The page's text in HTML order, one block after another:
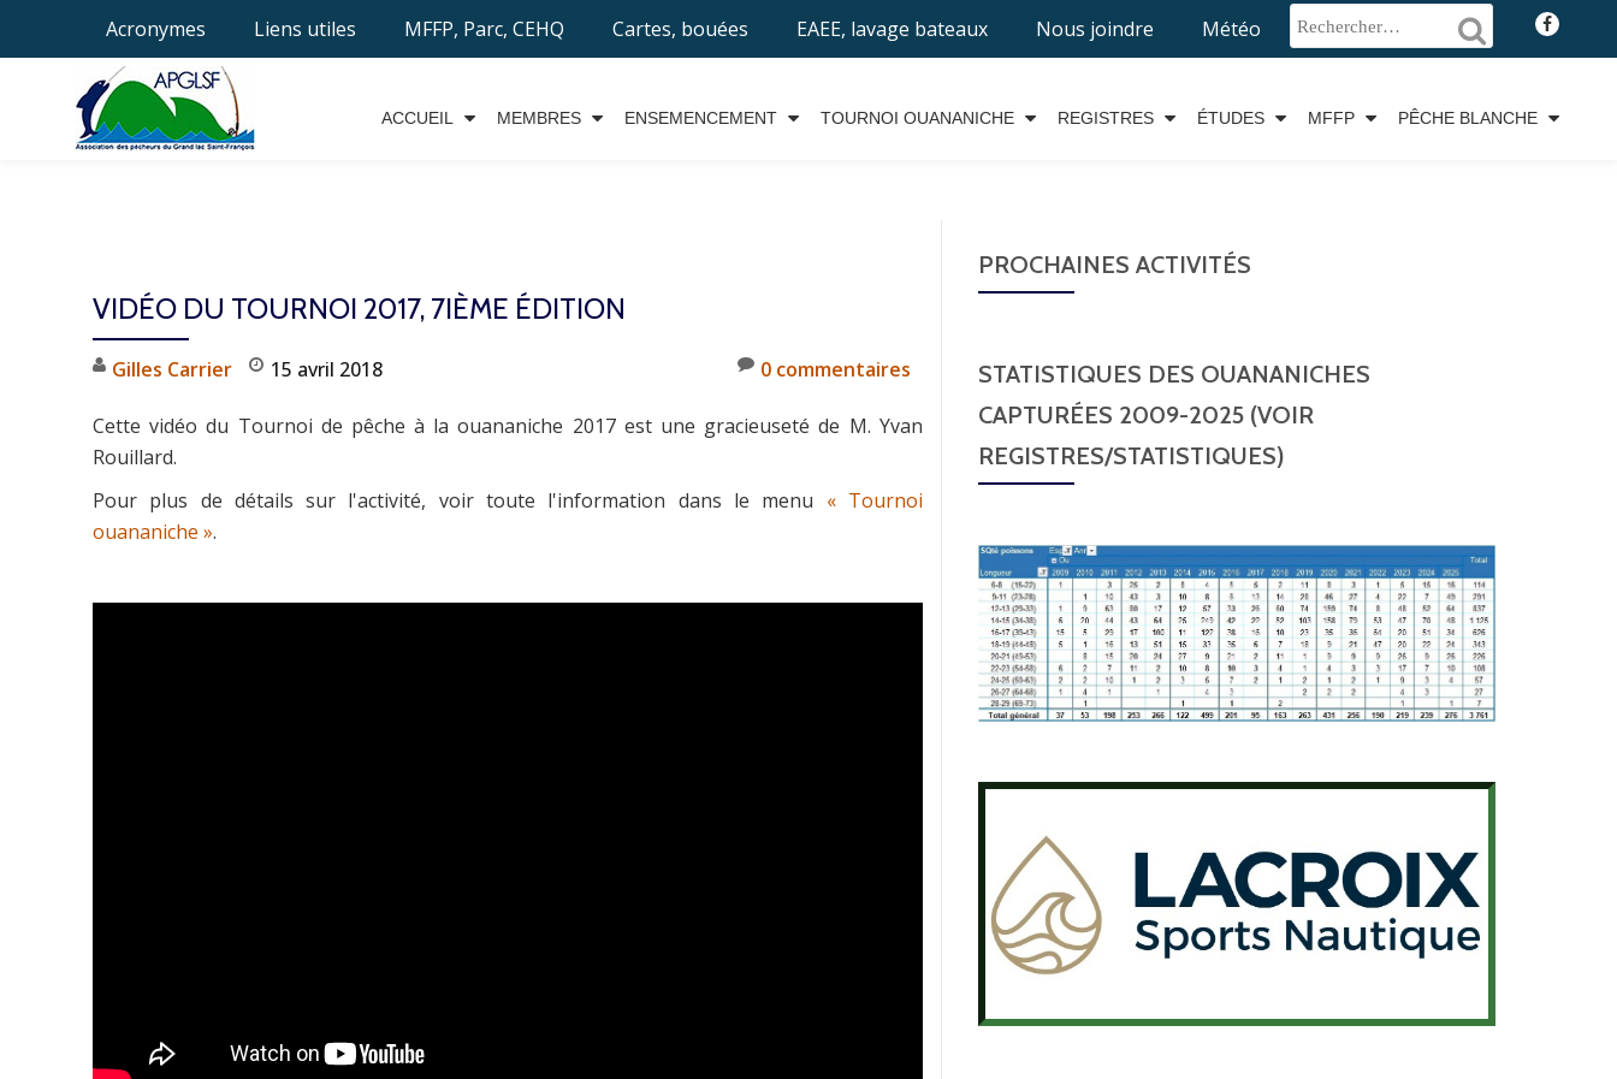
Aller
Acronymes Liens utiles MFFP, Parc, CEHQ Cartes, bouées EAEE, lavage bateaux Nous joindre Météo
fa-
facebook
ACCUEIL MEMBRES ENSEMENCEMENT TOURNOI OUANANICHE REGISTRES ÉTUDES MFFP PÊCHE BLANCHE
VIDÉO DU TOURNOI 2017, 7IÈME ÉDITION
Gilles Carrier 15 avril 2018 0 commentaires
Cette vidéo du Tournoi de pêche à la ouananiche 2017 est une gracieuseté de M. Yvan
Rouillard.
Pour plus de détails sur l'activité, voir toute l'information dans le menu « Tournoi
ouananiche ».
PROCHAINES ACTIVITÉS
STATISTIQUES DES OUANANICHES
CAPTURÉES 2009-2025 (VOIR
REGISTRES/STATISTIQUES)